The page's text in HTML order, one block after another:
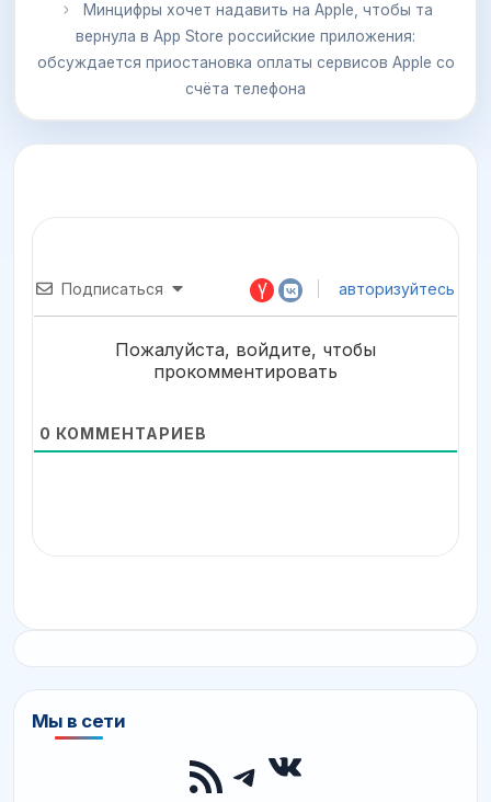
Минцифры хочет надавить на Apple, чтобы та
вернула в App Store российские приложения:
обсуждается приостановка оплаты сервисов Apple со
счёта телефона
Подписаться авторизуйтесь
Пожалуйста, войдите, чтобы
прокомментировать
0 КОММЕНТАРИЕВ
Мы в сети
RSS-лента
Telegram
ВКонтакте